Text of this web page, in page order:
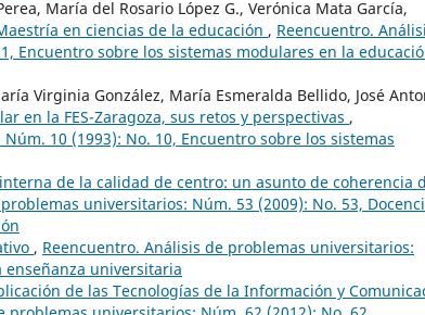
María del Rosario López G., Verónica Mata García,
en ciencias de la educación , Reencuentro.
Encuentro sobre los sistemas modulares en la
Virginia González, María Esmeralda Bellido, José
en la FES-Zaragoza, sus retos y perspectivas ,
10 (1993): No. 10, Encuentro sobre los sistemas
de la calidad de centro: un asunto de coherencia
universitarios: Núm. 53 (2009): No. 53,
, Reencuentro. Análisis de problemas universitarios:
enseñanza universitaria
de las Tecnologías de la Información y